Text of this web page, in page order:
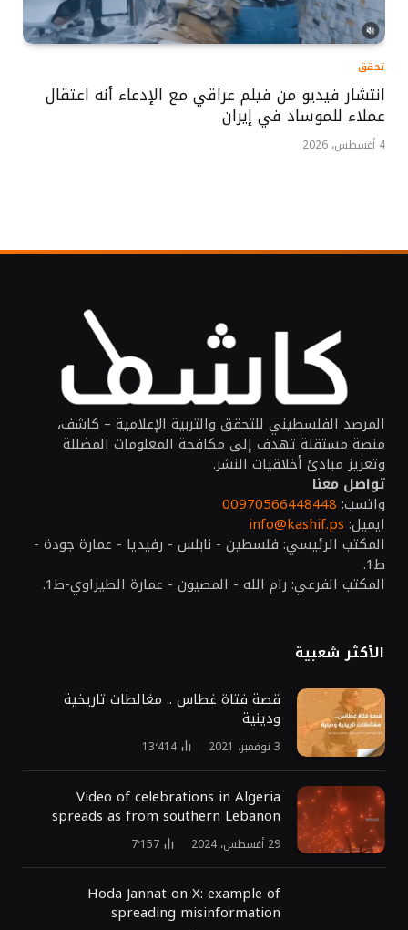
تحقق
انتشار فيديو من فيلم عراقي مع الإدعاء أنه اعتقال
عملاء للموساد في إيران
4 أغسطس، 2026
المرصد الفلسطيني للتحقق والتربية الإعلامية – كاشف،
منصة مستقلة تهدف إلى مكافحة المعلومات المضللة
وتعزيز مبادئ أخلاقيات النشر.
تواصل معنا
واتسب: 00970566448448
ايميل: info@kashif.ps
المكتب الرئيسي: فلسطين - نابلس - رفيديا - عمارة جودة -
ط1.
المكتب الفرعي: رام الله - المصيون - عمارة الطيراوي-ط1.
الأكثر شعبية
قصة فتاة غطاس .. مغالطات تاريخية
ودينية
3 نوفمبر، 2021 13٬414
Video of celebrations in Algeria
spreads as from southern Lebanon
29 أغسطس، 2024 7٬157
Hoda Jannat on X: example of
spreading misinformation